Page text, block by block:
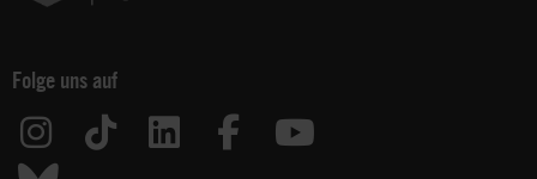
Folge uns auf